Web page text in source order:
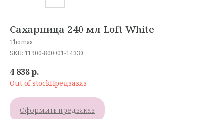
Сахарница 240 мл Loft White
Thomas
SKU: 11900-800001-14330
4 838р.
Out of stock
Оформить предзаказ